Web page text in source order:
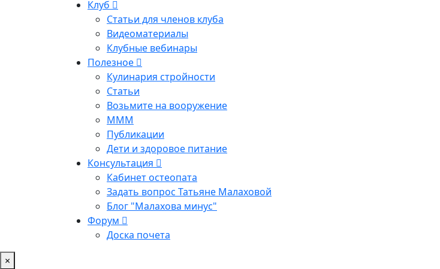
Клуб
Статьи для членов клуба
Видеоматериалы
Клубные вебинары
Полезное
Кулинария стройности
Статьи
Возьмите на вооружение
МММ
Публикации
Дети и здоровое питание
Консультация
Кабинет остеопата
Задать вопрос Татьяне Малаховой
Блог "Малахова минус"
Форум
Доска почета
×